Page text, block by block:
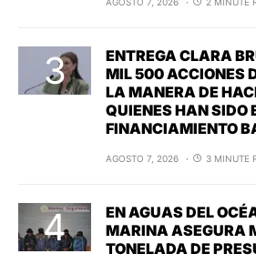
ENTREGA CLARA
MIL 500 ACCIONES
LA MANERA DE
QUIENES HAN SIDO
FINANCIAMIENTO
AGOSTO 7, 2026 3 MINUTE
EN AGUAS DEL
MARINA ASEGURA
TONELADA DE